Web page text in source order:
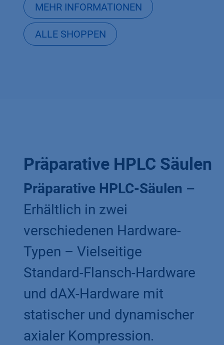
MEHR INFORMATIONEN
ALLE SHOPPEN
Präparative HPLC Säulen
Präparative HPLC-Säulen –
Erhältlich in zwei
verschiedenen Hardware-
Typen – Vielseitige
Standard-Flansch-Hardware
und dAX-Hardware mit
statischer und dynamischer
axialer Kompression.